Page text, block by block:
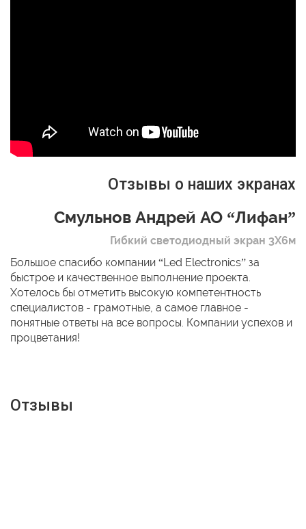
Отзывы о наших экранах
Смульнов Андрей АО “Лифан”
Гибкий светодиодный экран 3Х6м
Большое спасибо компании “Led Electronics” за
быстрое и качественное выполнение проекта.
Хотелось бы отметить высокую компетентность
специалистов - грамотные, а самое главное -
понятные ответы на все вопросы. Компании успехов и
процветания!
Отзывы